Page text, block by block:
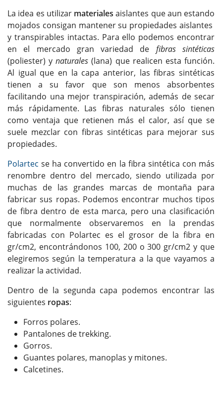
La idea es utilizar materialesaislantes que aun estando
mojados consigan mantener su propiedades aislantes
y transpirables intactas. Para ello podemos encontrar
en el mercado gran variedad de fibras sintéticas
(poliester) ynaturales (lana) que realicen esta función.
Al igual que en la capa anterior, las fibras sintéticas
tienen a su favor que son menos absorbentes
facilitando una mejor transpiración, además de secar
más rápidamente. Las fibras naturales sólo tienen
como ventaja que retienen más el calor, así que se
suele mezclar con fibras sintéticas para mejorar sus
propiedades.
Polartec se ha convertido en la fibra sintética con más
renombre dentro del mercado, siendo utilizada por
muchas de las grandes marcas de montaña para
fabricar sus ropas. Podemos encontrar muchos tipos
de fibra dentro de esta marca, pero una clasificación
que normalmente observaremos en la prendas
fabricadas con Polartec es el grosor de la fibra en
gr/cm2, encontrándonos 100, 200 o 300 gr/cm2 y que
elegiremos según la temperatura a la que vayamos a
realizar la actividad.
Dentro de la segunda capa podemos encontrar las
siguientes ropas:
Forros polares.
Pantalones de trekking.
Gorros.
Guantes polares, manoplas y mitones.
Calcetines.